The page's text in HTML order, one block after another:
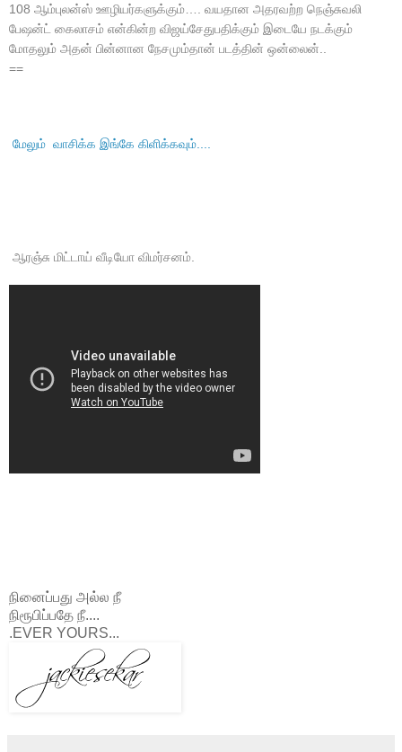
108 ஆம்புலன்ஸ் ஊழியர்களுக்கும்…. வயதான அதரவற்ற நெஞ்சுவலி
பேஷன்ட் கைலாசம் என்கின்ற விஜய்சேதுபதிக்கும் இடையே நடக்கும்
மோதலும் அதன் பின்னான நேசமும்தான் படத்தின் ஒன்லைன்..
==
மேலும் வாசிக்க இங்கே கிளிக்கவும்....
ஆரஞ்சு மிட்டாய் வீடியோ விமர்சனம்.
நினைப்பது அல்ல நீ
நிரூபிப்பதே நீ....
.EVER YOURS...